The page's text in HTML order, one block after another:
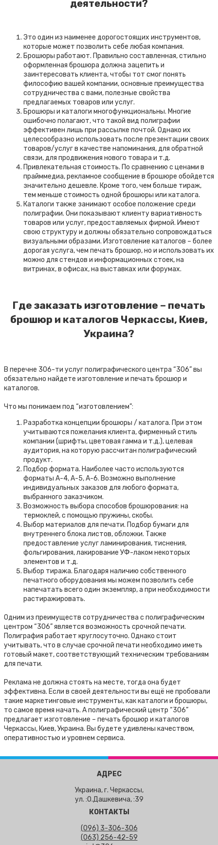
деятельности?
Это один из наименее дорогостоящих инструментов,
которые может позволить себе любая компания.
Брошюры работают. Правильно составленная, стильно
оформленная брошюра должна зацепить и
заинтересовать клиента, чтобы тот смог понять
философию вашей компании, основные преимущества
сотрудничества с вами, полезные свойства
предлагаемых товаров или услуг.
Брошюры и каталоги многофункциональны. Многие
ошибочно полагают, что такой вид полиграфии
эффективен лишь при рассылке почтой. Однако их
целесообразно использовать после презентации своих
товаров/услуг в качестве напоминания, для обратной
связи, для продвижения нового товара и т.д.
Привлекательная стоимость. По сравнению с ценами в
прайммедиа, рекламное сообщение в брошюре обойдется
значительно дешевле. Кроме того, чем больше тираж,
тем меньше стоимость одной брошюры или каталога.
Каталоги также занимают особое положение среди
полиграфии. Они показывают клиенту вариативность
товаров или услуг, предоставляемых фирмой. Имеют
свою структуру и должны обязательно сопровождаться
визуальными образами. Изготовление каталогов – более
дорогая услуга, чем печать брошюр, но и использовать их
можно для стендов и информационных стоек, на
витринах, в офисах, на выставках или форумах.
Где заказать изготовление – печать
брошюр и каталогов Черкассы, Киев,
Украина?
В перечне 306-ти услуг полиграфического центра “306” вы
обязательно найдете изготовление и печать брошюр и
каталогов.
Что мы понимаем под “изготовлением”:
Разработка концепции брошюры / каталога. При этом
учитываются пожелания клиента, фирменный стиль
компании (шрифты, цветовая гамма и т.д.), целевая
аудитория, на которую рассчитан полиграфический
продукт.
Подбор формата. Наиболее часто используются
форматы А-4, А-5, А-6. Возможно выполнение
индивидуальных заказов для любого формата,
выбранного заказчиком.
Возможность выбора способов брошюрования: на
термоклей, с помощью пружины, скобы.
Выбор материалов для печати. Подбор бумаги для
внутреннего блока листов, обложки. Также
предоставление услуг ламинирования, тиснения,
фольгирования, лакирование УФ-лаком некоторых
элементов и т.д.
Выбор тиража. Благодаря наличию собственного
печатного оборудования мы можем позволить себе
напечатать всего один экземпляр, а при необходимости
растиражировать.
Одним из преимуществ сотрудничества с полиграфическим
центром “306” является возможность срочной печати.
Полиграфия работает круглосуточно. Однако стоит
учитывать, что в случае срочной печати необходимо иметь
готовый макет, соответствующий техническим требованиям
для печати.
Реклама не должна стоять на месте, тогда она будет
эффективна. Если в своей деятельности вы ещё не пробовали
такие маркетинговые инструменты, как каталоги и брошюры,
то самое время начать. А полиграфический центр “306”
предлагает изготовление – печать брошюр и каталогов
Черкассы, Киев, Украина. Вы будете удивлены качеством,
оперативностью и уровнем сервиса.
АДРЕС
Украина, г. Черкассы,
ул. :О.Дашкевича, :39
КОНТАКТЫ
(096) 3-306-306
(063) 256-42-59